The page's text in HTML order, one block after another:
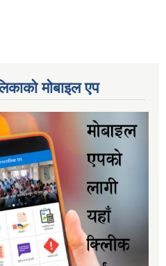
माेबाइल एप